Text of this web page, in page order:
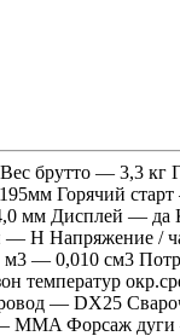
брутто — 3,3 кг
Горячий
мм Дисплей — да
— Н Напряжение /
м3 — 0,010 см3
температур
— DX25
MMA Форсаж